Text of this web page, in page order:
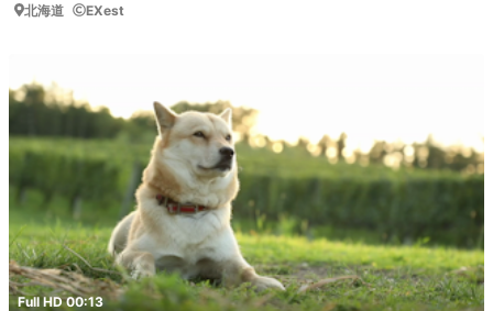
北海道 EXest
Full HD 00:13